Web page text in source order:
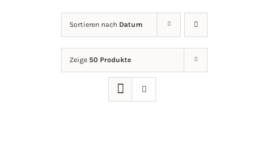
Sortieren nach Datum
Zeige 50 Produkte